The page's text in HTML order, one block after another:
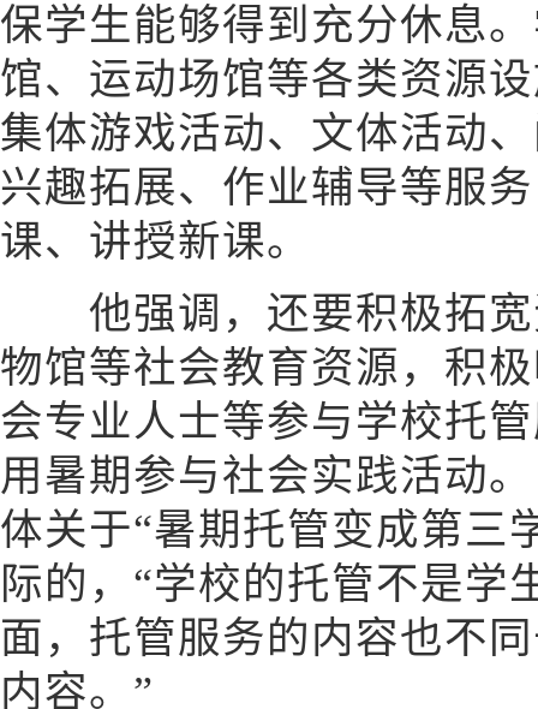
保学生能够得到充分休息
馆、运动场馆等各类资源
集体游戏活动、文体活动
兴趣拓展、作业辅导等服
课、讲授新课。
他强调，还要积极拓宽
物馆等社会教育资源，积
会专业人士等参与学校托
用暑期参与社会实践活动
体关于“暑期托管变成第三
际的，“学校的托管不是学
面，托管服务的内容也不
内容。”